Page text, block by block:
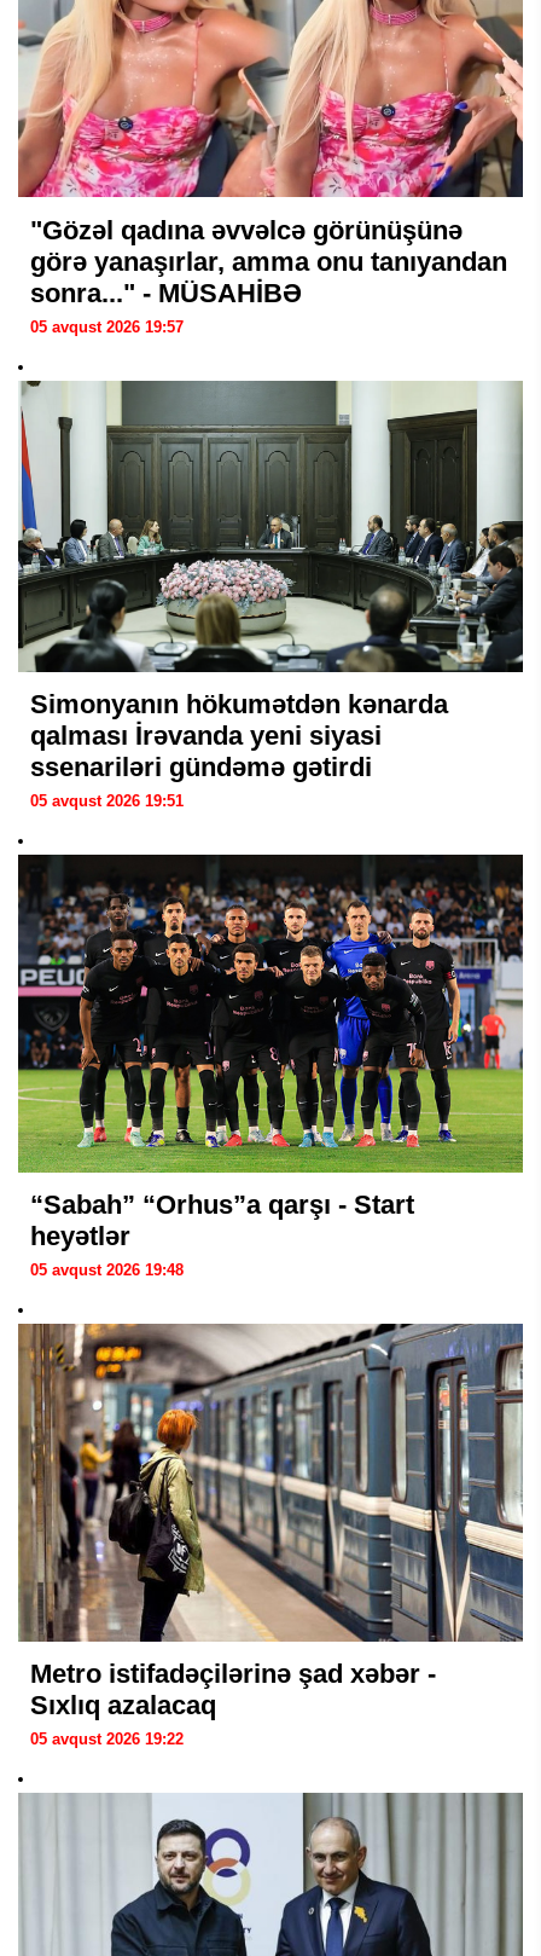
"Gözəl qadına əvvəlcə görünüşünə
görə yanaşırlar, amma onu tanıyandan
sonra..." - MÜSAHİBƏ
05 avqust 2026 19:57
Simonyanın hökumətdən kənarda
qalması İrəvanda yeni siyasi
ssenariləri gündəmə gətirdi
05 avqust 2026 19:51
“Sabah” “Orhus”a qarşı - Start
heyətlər
05 avqust 2026 19:48
Metro istifadəçilərinə şad xəbər -
Sıxlıq azalacaq
05 avqust 2026 19:22